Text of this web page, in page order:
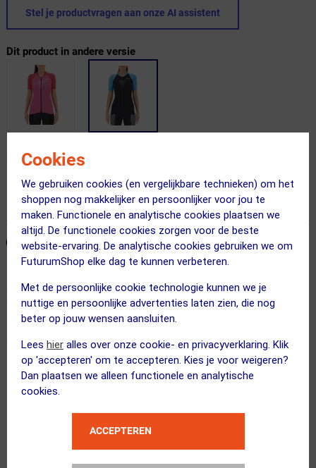
Cookies
We gebruiken cookies (en vergelijkbare technieken) om het
shoppen nog makkelijker en persoonlijker voor jou te
maken. Functionele en analytische cookies plaatsen we
altijd. De functionele cookies zorgen voor de beste
website-ervaring. De analytische cookies gebruiken we om
FuturumShop elke dag te kunnen verbeteren.
Met de persoonlijke cookie technologie kunnen we je
nuttige en persoonlijke advertenties laten zien, die nog
beter op jouw wensen aansluiten.
Lees hier alles over onze cookie- en privacyverklaring. Klik
op 'accepteren' om te accepteren. Kies je voor weigeren?
Dan plaatsen we alleen functionele en analytische
cookies.
ACCEPTEREN
Stel je productvragen aan onze AI assistent
Dit product in andere versie
Gratis bezorging & retourneren
Voor 23:00 uur besteld, morgen in huis
365 dagen retourrecht
← Terug naar productnavigatie
ONZE AANBEVOLEN COMBINATIE
UYN
Granfondo Fietsshirt Korte Mouwen Z...
Kies je maat
FYTS